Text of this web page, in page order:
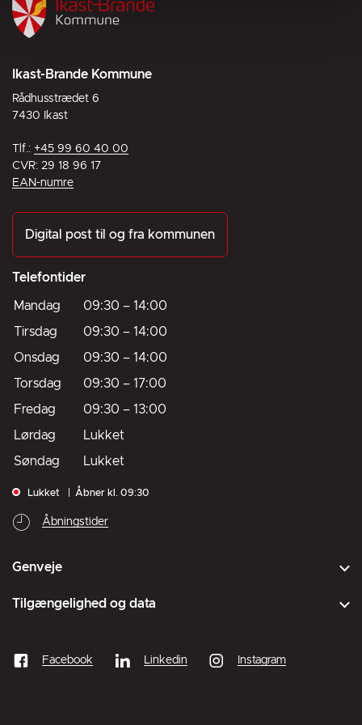
Ikast-Brande Kommune
Rådhusstrædet 6
7430 Ikast
Tlf.: +45 99 60 40 00
CVR: 29 18 96 17
EAN-numre
Digital post til og fra kommunen
Telefontider
Mandag 09:30 – 14:00
Tirsdag
09:30 – 14:00
Onsdag
09:30 – 14:00
Torsdag
09:30 – 17:00
Fredag
09:30 – 13:00
Lørdag
Lukket
Søndag
Lukket
Lukket Åbner kl. 09:30
Åbningstider
Genveje
Tilgængelighed og data
Facebook Linkedin Instagram